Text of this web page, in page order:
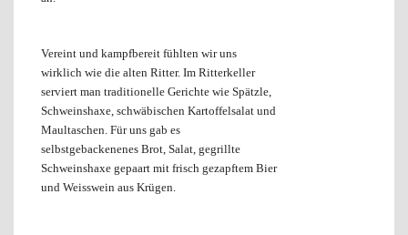
Vereint und kampfbereit fühlten wir uns
wirklich wie die alten Ritter. Im Ritterkeller
serviert man traditionelle Gerichte wie Spätzle,
Schweinshaxe, schwäbischen Kartoffelsalat und
Maultaschen. Für uns gab es
selbstgebackenenes Brot, Salat, gegrillte
Schweinshaxe gepaart mit frisch gezapftem Bier
und Weisswein aus Krügen.